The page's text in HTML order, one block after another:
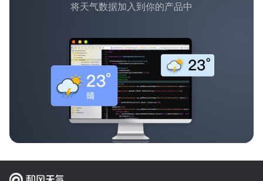
将天气数据加入到你的产品中